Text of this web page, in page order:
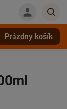
Prázdny košík